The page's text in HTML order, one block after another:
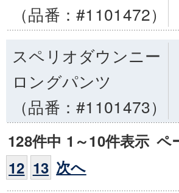
（品番：#1101472）
スペリオダウンニー
ロングパンツ
（品番：#1101473）
128件中 1～10件表示 ペ
12 13 次へ